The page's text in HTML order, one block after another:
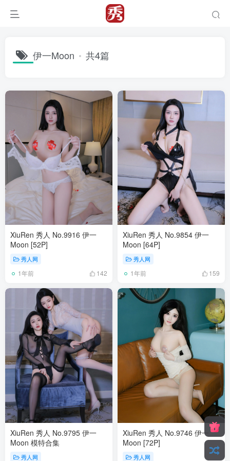
伊一Moon 共4篇
XiuRen 秀人 No.9916 伊一
Moon [52P]
秀人网
1年前 142
XiuRen 秀人 No.9854 伊一
Moon [64P]
秀人网
1年前 159
XiuRen 秀人 No.9795 伊一
Moon 模特合集
秀人网
XiuRen 秀人 No.9746 伊一
Moon [72P]
秀人网